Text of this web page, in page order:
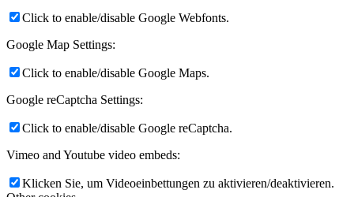
Click to enable/disable Google Webfonts.
Google Map Settings:
Click to enable/disable Google Maps.
Google reCaptcha Settings:
Click to enable/disable Google reCaptcha.
Vimeo and Youtube video embeds:
Klicken Sie, um Videoeinbettungen zu aktivieren/deaktivieren.